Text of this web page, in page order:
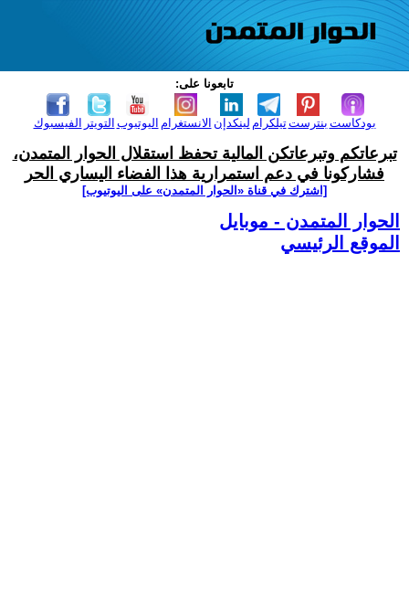
تابعونا على:
الفيسبوك التويتر اليوتيوب الانستغرام لينكدإن تيلكرامبنترست بودكاست
تبرعاتكم وتبرعاتكن المالية تحفظ استقلال الحوار المتمدن،
فشاركونا في دعم استمرارية هذا الفضاء اليساري الحر
[اشترك في قناة ‫«الحوار المتمدن» على اليوتيوب]
الحوار المتمدن - موبايل
الموقع الرئيسي